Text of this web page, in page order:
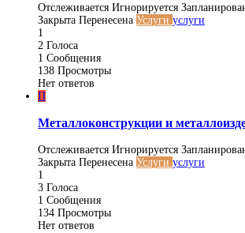
Отслеживается Игнорируется
Закрыта Перенесена Услуги услуги
1
2 Голоса
1 Сообщения
138 Просмотры
Нет ответов
П
Металлоконструкции и
Отслеживается Игнорируется
Закрыта Перенесена Услуги услуги
1
3 Голоса
1 Сообщения
134 Просмотры
Нет ответов